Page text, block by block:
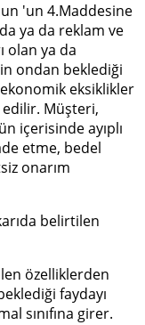
'un 4.Maddesine
ya da reklam ve
olan ya da
ondan beklediği
eksiklikler
edilir. Müşteri,
içerisinde ayıplı
etme, bedel
onarım
belirtilen
özelliklerden
faydayı
sınıfına girer.